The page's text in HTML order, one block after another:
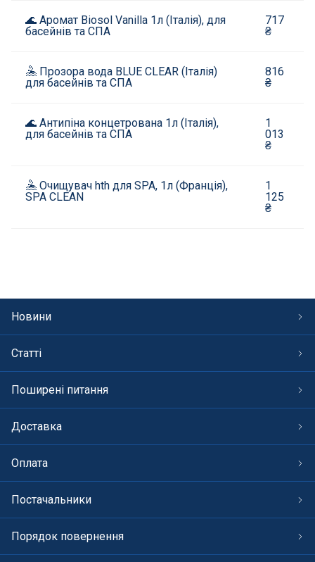
Збірні басейни
Засоби порятунку на воді
Підйомники для басейнів
Оздоблення чаші басейну
Садові фонтани
Килимки-протиковзки для басейнів
🌊 Аромат Biosol Vanilla 1л (Італія), для
басейнів та СПА
717
₴
🤽 Прозора вода BLUE CLEAR (Італія)
для басейнів та СПА
816
₴
🌊 Антипіна концетрована 1л (Італія),
для басейнів та СПА
1
013
₴
🤽 Очищувач hth для SPA, 1л (Франція),
SPA CLEAN
1
125
₴
Новини
Статті
Поширені питання
Доставка
Оплата
Постачальники
Порядок повернення